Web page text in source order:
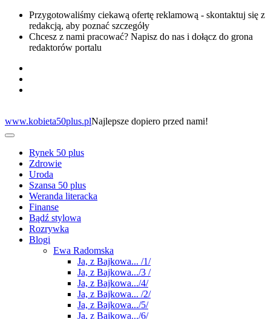
Przygotowaliśmy ciekawą ofertę reklamową - skontaktuj się z
redakcją, aby poznać szczegóły
Chcesz z nami pracować? Napisz do nas i dołącz do grona
redaktorów portalu
www.kobieta50plus.plNajlepsze dopiero przed nami!
Rynek 50 plus
Zdrowie
Uroda
Szansa 50 plus
Weranda literacka
Finanse
Bądź stylowa
Rozrywka
Blogi
Ewa Radomska
Ja, z Bajkowa... /1/
Ja, z Bajkowa.../3 /
Ja, z Bajkowa.../4/
Ja, z Bajkowa... /2/
Ja, z Bajkowa.../5/
Ja, z Bajkowa.../6/